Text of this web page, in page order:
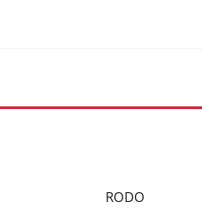
RODO